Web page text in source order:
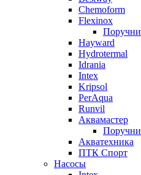
Chemoform
Flexinox
Поручни
Hayward
Hydrotermal
Idrania
Intex
Kripsol
PerAqua
Runvil
Аквамастер
Поручни
Акватехника
ПТК Спорт
Насосы